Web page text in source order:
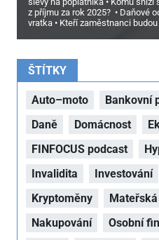
z příjmu za rok 2025?
Daňové
vratka
Kteří zaměstnanci
ŠTÍTKY
Auto–moto Bankovní
Daně
Domácnost
FINFOCUS podcast
Invalidita
Investování
Kryptoměny
Mateřská
Nakupování
Osobní